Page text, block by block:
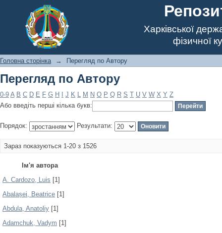
Харківської
фізичної
Головна сторінка → Перегляд по Автору
Перегляд по Автору
0-9 A B C D E F G H J K L M N O P Q R S T U V W X Y Z
Або введіть перші кілька букв:
Порядок: Результати:
Зараз показуються 1-20 з 1526
Ім'я автора
A. Cardozo, Luis [1]
Abalașei, Beatrice [1]
Abdula, Anatoliy [1]
Adamchuk, Vadym [1]